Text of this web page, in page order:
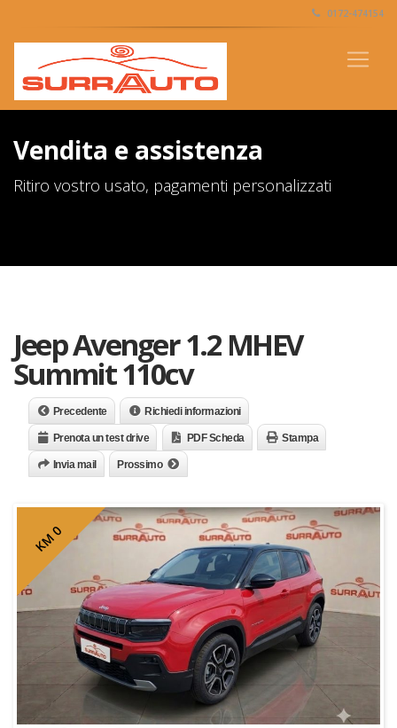
0172-474154
Vendita e assistenza
Ritiro vostro usato, pagamenti personalizzati
Jeep Avenger 1.2 MHEV
Summit 110cv
Precedente Richiedi informazioni
Prenota un test drive PDF Scheda Stampa
Invia mail Prossimo
KM 0